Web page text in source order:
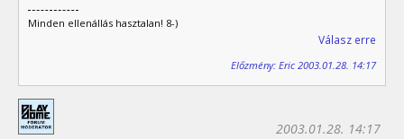
Minden ellenállás hasztalan! 8-)
Válasz erre
Előzmény: Eric 2003.01.28. 14:17
2003.01.28. 14:17